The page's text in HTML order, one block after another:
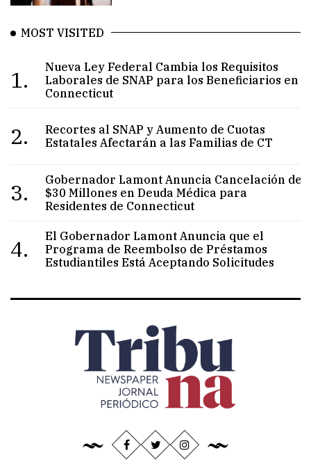
MOST VISITED
1.
Nueva Ley Federal Cambia los Requisitos
Laborales de SNAP para los Beneficiarios en
Connecticut
2.
Recortes al SNAP y Aumento de Cuotas
Estatales Afectarán a las Familias de CT
3.
Gobernador Lamont Anuncia Cancelación de
$30 Millones en Deuda Médica para
Residentes de Connecticut
4.
El Gobernador Lamont Anuncia que el
Programa de Reembolso de Préstamos
Estudiantiles Está Aceptando Solicitudes